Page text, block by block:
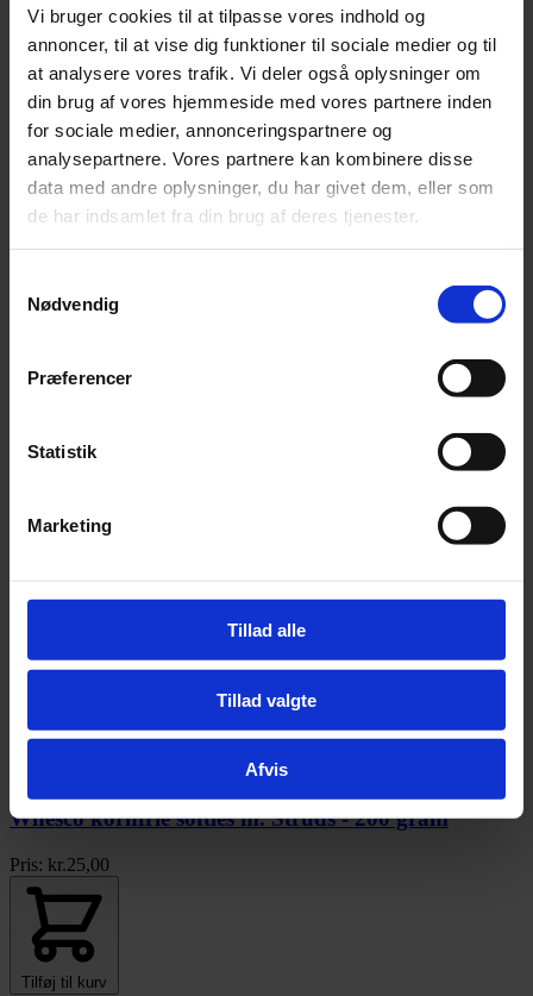
Vi bruger cookies til at tilpasse vores indhold og
annoncer, til at vise dig funktioner til sociale medier og til
at analysere vores trafik. Vi deler også oplysninger om
din brug af vores hjemmeside med vores partnere inden
for sociale medier, annonceringspartnere og
analysepartnere. Vores partnere kan kombinere disse
data med andre oplysninger, du har givet dem, eller som
de har indsamlet fra din brug af deres tjenester.
Nødvendig
Præferencer
Statistik
Marketing
Tillad alle
Tillad valgte
Afvis
Whesco Jumbo okseben m/kød BF. 08.26
Original pris var: Nuværende pris er:
Tilføj til kurv
Whesco Oksehovedhud - 250 gram
Whesco kornfrie softies m. Struds - 200 gram
Pris: kr.25,00
Tilføj til kurv